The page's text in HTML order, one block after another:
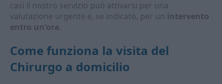
casi il nostro servizio può attivarsi per una
valutazione urgente e, se indicato, per un intervento
entro un'ora.
Come funziona la visita del
Chirurgo a domicilio